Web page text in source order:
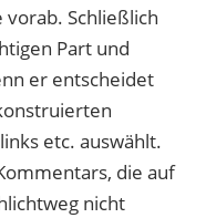
Schließlich
Part und
er entscheidet
etc. auswählt.
die auf
nicht